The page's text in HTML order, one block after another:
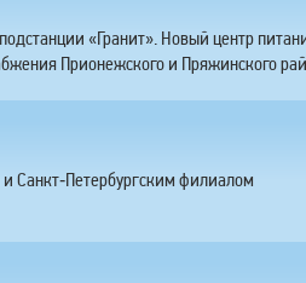
«Гранит». Новый центр
Прионежского и Пряжинского
Санкт‑Петербургским филиалом